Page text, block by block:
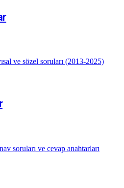
ve sözel soruları (2013-2025)
soruları ve cevap anahtarları